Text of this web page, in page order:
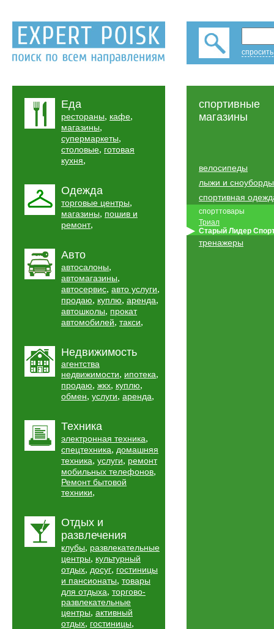
Еда
рестораны, кафе,
магазины,
супермаркеты,
столовые, готовая
кухня,
Одежда
торговые центры,
магазины, пошив и
ремонт,
Авто
автосалоны,
автомагазины,
автосервис, авто услуги,
продаю, куплю, аренда,
автошколы, прокат
автомобилей, такси,
Недвижимость
агентства
недвижимости, ипотека,
продаю, жкх, куплю,
обмен, услуги, аренда,
Техника
электронная техника,
спецтехника, домашняя
техника, услуги, ремонт
мобильных телефонов,
Ремонт бытовой
техники,
Отдых и
развлечения
клубы, развлекательные
центры, культурный
отдых, досуг, гостиницы
и пансионаты, товары
для отдыха, торгово-
развлекательные
центры, активный
отдых, гостиницы,
спортивные
магазины
велосипеды
лыжи и сноуборды
спортивная
спорттовары
Триал
Старый Лидер
тренажеры